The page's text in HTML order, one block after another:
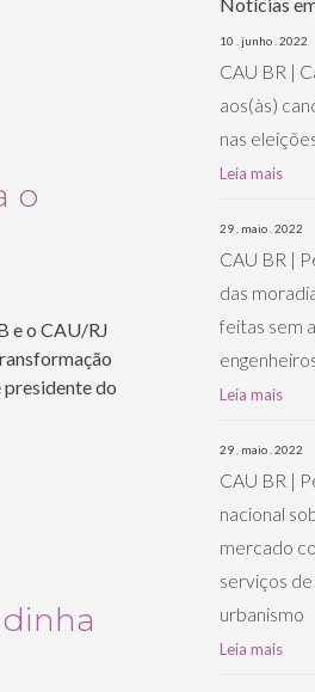
o
e o CAU/RJ
do
Notícias
10 . junho . 2022
CAU BR |
aos(às)
nas
Leia mais
29 . maio . 2022
CAU BR |
das
feitas sem
Leia mais
29 . maio . 2022
CAU BR |
nacional
mercado
serviços
urbanismo
Leia mais